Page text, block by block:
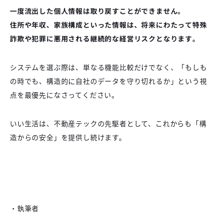
一度流出した個人情報は取り戻すことができません。
住所や年収、家族構成といった情報は、将来にわたって特殊
詐欺や犯罪に悪用される継続的な経営リスクとなります。
システムを選ぶ際は、単なる機能比較だけでなく、「もしも
の時でも、構造的に自社のデータを守り切れるか」という視
点を最優先になさってください。
いい生活は、不動産テックの先駆者として、これからも「構
造からの安全」を提供し続けます。
・執筆者